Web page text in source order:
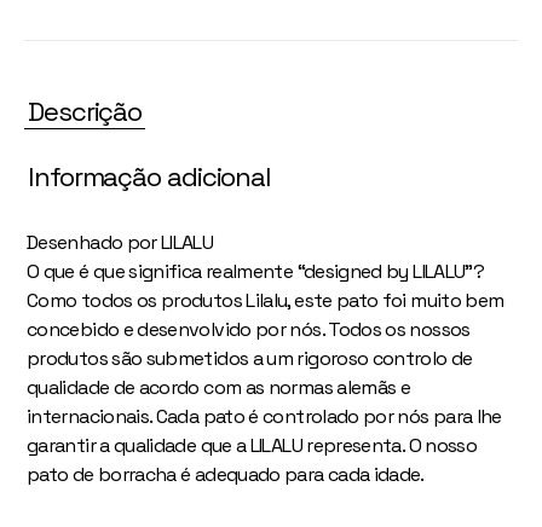
Descrição
Informação adicional
Desenhado por LILALU
O que é que significa realmente “designed by LILALU”?
Como todos os produtos Lilalu, este pato foi muito bem
concebido e desenvolvido por nós. Todos os nossos
produtos são submetidos a um rigoroso controlo de
qualidade de acordo com as normas alemãs e
internacionais. Cada pato é controlado por nós para lhe
garantir a qualidade que a LILALU representa. O nosso
pato de borracha é adequado para cada idade.